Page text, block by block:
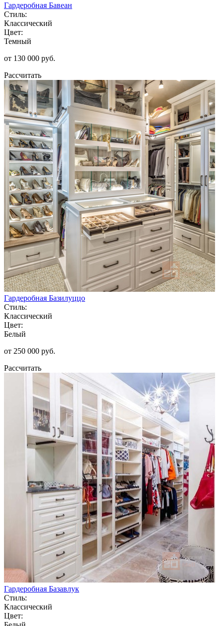
Гардеробная Бавеан
Стиль:
Классический
Цвет:
Темный
от 130 000 руб.
Рассчитать
Гардеробная Базилуццо
Стиль:
Классический
Цвет:
Белый
от 250 000 руб.
Рассчитать
Гардеробная Базавлук
Стиль:
Классический
Цвет: